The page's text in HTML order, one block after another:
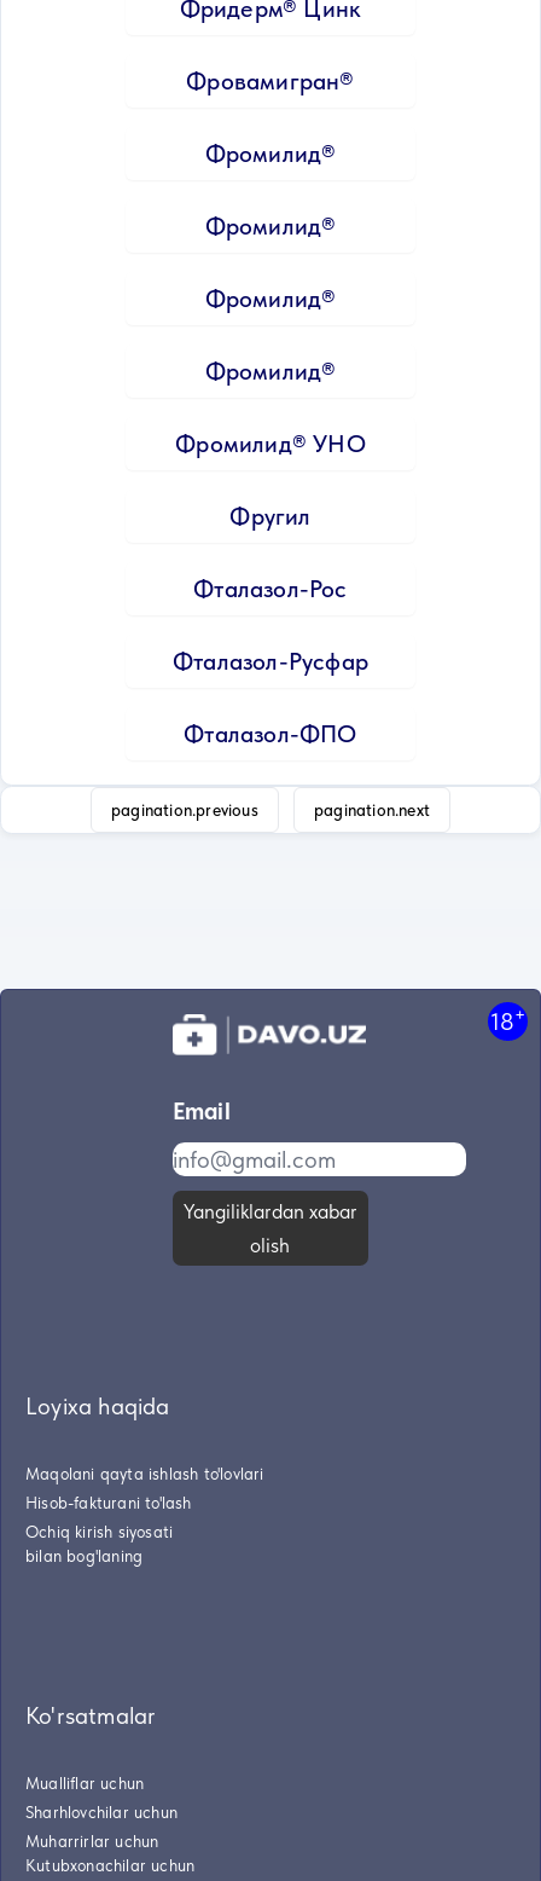
Фридерм® Цинк
Фровамигран®
Фромилид®
Фромилид®
Фромилид®
Фромилид®
Фромилид® УНО
Фругил
Фталазол-Рос
Фталазол-Русфар
Фталазол-ФПО
pagination.previous pagination.next
18+
Email
Yangiliklardan xabar
olish
Loyixa haqida
Maqolani qayta ishlash to'lovlari
Hisob-fakturani to'lash
Ochiq kirish siyosati
bilan bog'laning
Ko'rsatmalar
Mualliflar uchun
Sharhlovchilar uchun
Muharrirlar uchun
Kutubxonachilar uchun